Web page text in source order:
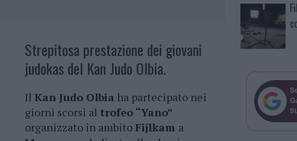
Strepitosa prestazione dei giovani
judokas del Kan Judo Olbia.
Il Kan Judo Olbia ha partecipato nei
giorni scorsi al trofeo “Yano”
organizzato in ambito Fijlkam a